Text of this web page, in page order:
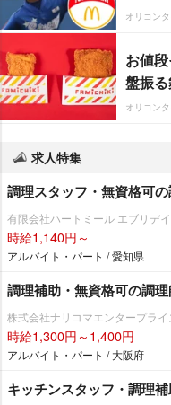
オリコン
お値
盤振
オリコン
求人特集
調理スタッフ・無資格可
有限会社ハートミール エブリデ
時給1,140円～
アルバイト・パート / 愛知県
調理補助・無資格可の調
株式会社ナリコマエンタープラ
時給1,300円～1,400円
アルバイト・パート / 大阪府
キッチンスタッフ・調理